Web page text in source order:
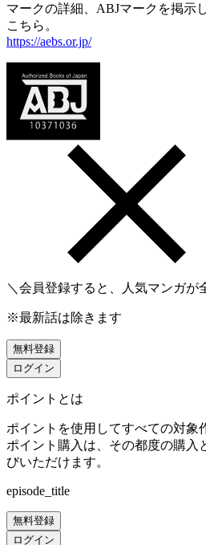
マークの詳細、ABJマークを掲示
こちら。
https://aebs.or.jp/
＼会員登録すると、人気マンガが
※最新話は除きます
無料登録
ログイン
ポイントとは
ポイントを使用してすべての対象
ポイント購入は、その都度の購入
びいただけます。
episode_title
無料登録
ログイン